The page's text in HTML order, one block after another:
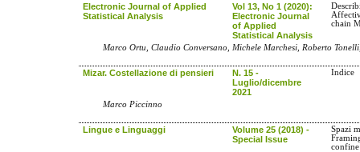
Electronic Journal of Applied
Statistical Analysis
Vol 13, No 1 (2020):
Electronic Journal
of Applied
Statistical Analysis
chain
Marco Ortu, Claudio Conversano, Michele Marchesi, Roberto
Mizar. Costellazione di pensieri
N. 15 -
Luglio/dicembre
2021
Indice
Marco Piccinno
Lingue e Linguaggi
Volume 25 (2018) -
Special Issue
Spazi